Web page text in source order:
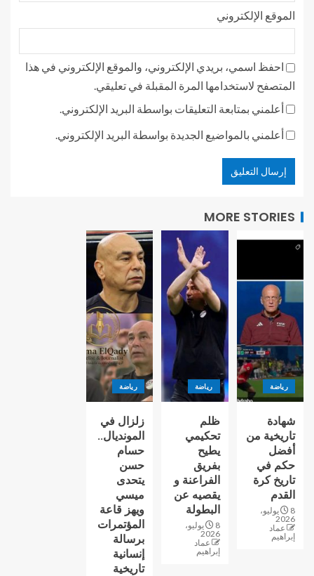
الموقع الإلكتروني
احفظ اسمي، بريدي الإلكتروني، والموقع الإلكتروني في هذا
المتصفح لاستخدامها المرة المقبلة في تعليقي.
أعلمني بمتابعة التعليقات بواسطة البريد الإلكتروني.
أعلمني بالمواضيع الجديدة بواسطة البريد الإلكتروني.
MORE STORIES
رياضة
شهادة
تاريخية من
أفضل
حكم في
تاريخ كرة
القدم
8 يوليو،
2026
عماد
إبراهيم
رياضة
ظلم
تحكيمي
يطيح
بفريق
الفراعنة و
يقصيه عن
البطولة
8 يوليو،
2026
عماد
إبراهيم
رياضة
زلزال في
المونديال..
حسام
حسن
يتحدى
ميسي
ويهز قاعة
المؤتمرات
برسالة
إنسانية
تاريخية